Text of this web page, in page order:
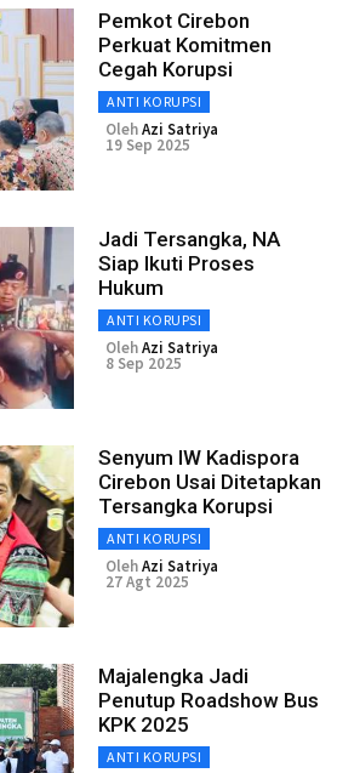
Pemkot Cirebon
Perkuat Komitmen
Cegah Korupsi
ANTI KORUPSI
OlehAzi Satriya
19 Sep 2025
Jadi Tersangka, NA
Siap Ikuti Proses
Hukum
ANTI KORUPSI
OlehAzi Satriya
8 Sep 2025
Senyum IW Kadispora
Cirebon Usai Ditetapkan
Tersangka Korupsi
ANTI KORUPSI
OlehAzi Satriya
27 Agt 2025
Majalengka Jadi
Penutup Roadshow Bus
KPK 2025
ANTI KORUPSI